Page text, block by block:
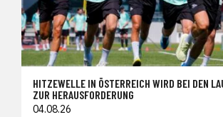
HITZEWELLE IN ÖSTERREICH WIRD BEI DEN
ZUR HERAUSFORDERUNG
04.08.26